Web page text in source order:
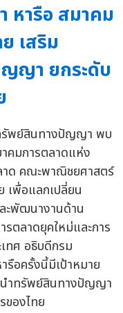
ารือ สมาคม
เสริม
ญา ยกระดับ
รัพย์สินทางปัญญา พบ
คมการตลาดแห่ง
าด คณะพาณิชยศาสตร์
เพื่อแลกเปลี่ยน
ะพัฒนางานด้าน
ตลาดยุคใหม่และการ
ทศ อธิบดีกรม
อครั้งนี้มีเป้าหมาย
ำทรัพย์สินทางปัญญา
ของไทย